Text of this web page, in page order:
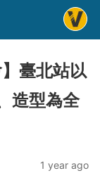
臺北站以
造型為全
1 year ago